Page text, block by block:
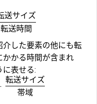
転送時間
送サイズ
介した要素の他にも転
かる時間が含まれ
に表せる:
帯域
転送サイズ